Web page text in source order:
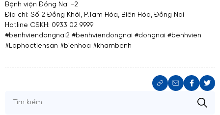
Bệnh viện Đồng Nai -2
Địa chỉ: Số 2 Đồng Khởi, P.Tam Hòa, Biên Hòa, Đồng Nai
Hotline CSKH: 0933 02 9999
#benhviendongnai2 #benhviendongnai #dongnai #benhvien
#Lophoctiensan #bienhoa #khambenh